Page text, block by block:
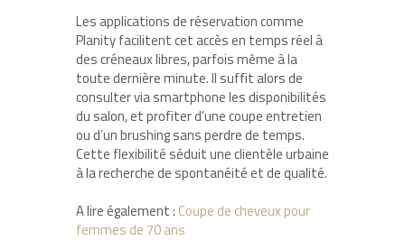
Les applications de réservation comme
Planity facilitent cet accès en temps réel à
des créneaux libres, parfois même à la
toute dernière minute. Il suffit alors de
consulter via smartphone les disponibilités
du salon, et profiter d’une coupe entretien
ou d’un brushing sans perdre de temps.
Cette flexibilité séduit une clientèle urbaine
à la recherche de spontanéité et de qualité.
A lire également : Coupe de cheveux pour
femmes de 70 ans